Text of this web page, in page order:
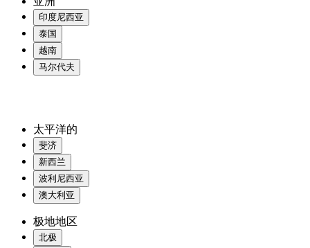
印度尼西亚
泰国
越南
马尔代夫
太平洋的
斐济
新西兰
波利尼西亚
澳大利亚
极地地区
北极